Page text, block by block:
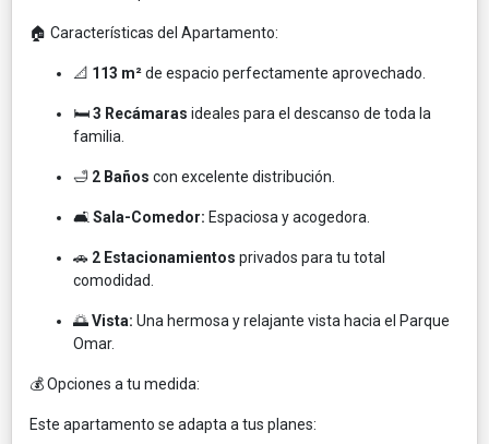
🏠 Características del Apartamento:
📐 113 m²de espacio perfectamente aprovechado.
🛏️3 Recámaras ideales para el descanso de toda la
familia.
🛁 2 Baños con excelente distribución.
🛋️ Sala-Comedor: Espaciosa y acogedora.
🚗 2 Estacionamientos privados para tu total
comodidad.
🌅Vista: Una hermosa y relajante vista hacia el Parque
Omar.
💰 Opciones a tu medida:
Este apartamento se adapta a tus planes: